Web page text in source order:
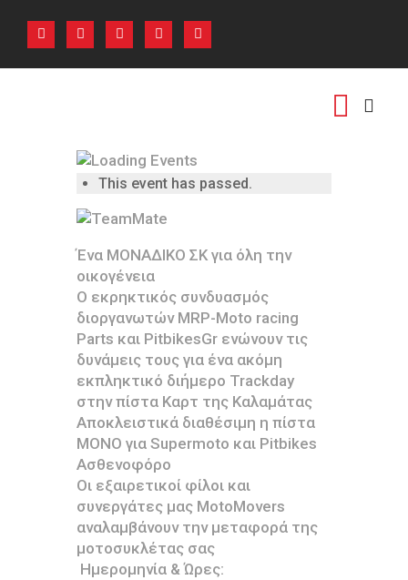
ΑΡΧΙΚΗ
ΠΟΙΟΙ ΕΙΜΑΣΤΕ
ΕΠΙΚΟΙΝΩΝΙΑ
This event has passed.
Ένα ΜΟΝΑΔΙΚΟ ΣΚ για όλη την
οικογένεια
Ο εκρηκτικός συνδυασμός
διοργανωτών MRP-Moto racing
Parts και PitbikesGr ενώνουν τις
δυνάμεις τους για ένα ακόμη
εκπληκτικό διήμερο Trackday
στην πίστα Καρτ της Καλαμάτας
Αποκλειστικά διαθέσιμη η πίστα
ΜΟΝΟ για Supermoto και Pitbikes
Ασθενοφόρο
Οι εξαιρετικοί φίλοι και
συνεργάτες μας MotoMovers
αναλαμβάνουν την μεταφορά της
μοτοσυκλέτας σας
Ημερομηνία & Ώρες: